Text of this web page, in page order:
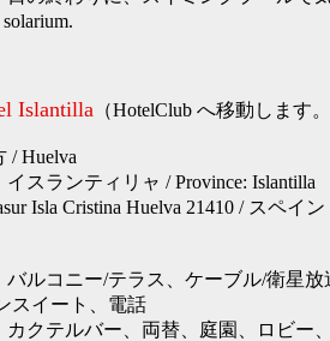
Islantilla （HotelClub へ移動します
/ Huelva
スランティリャ / Province: Islantilla
Isla Cristina Huelva 21410 / ス
バルコニー/テラス、ケーブル/衛星
スイート、電話
カクテルバー、両替、庭園、ロビー